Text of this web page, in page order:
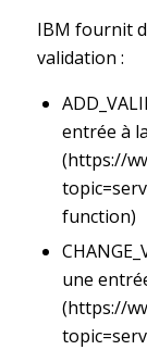
IBM fournit
validation :
entrée à
(https://
function)
une
(https://